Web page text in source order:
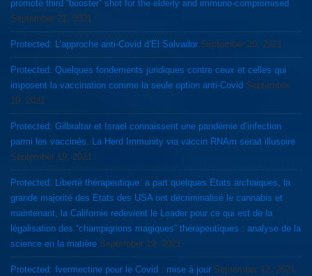
promote third “booster” shot for the elderly and immuno-compromised
September 21, 2021
Protected: L’approche anti-Covid d’El Salvador September 20, 2021
Protected: Quelques fondements juridiques contre ceux et celles qui
imposent la vaccination comme la seule option anti-Covid September
19, 2021
Protected: Gilbraltar et Israel connaissent une pandémie d’infection
parmi les vaccinés. La Herd Immunity via vaccin RNAm serait illusoire
September 19, 2021
Protected: Liberté thérapeutique: a part quelques Etats archaiques, la
grande majorité des Etats des USA ont décriminalisé le cannabis et
maintenant, la Californie redevient le Leader pour ce qui est de la
légalisation des “champignons magiques” thérapeutiques : analyse de la
science en la matière September 19, 2021
Protected: Ivermectine pour le Covid : mise à jour September 12, 2021